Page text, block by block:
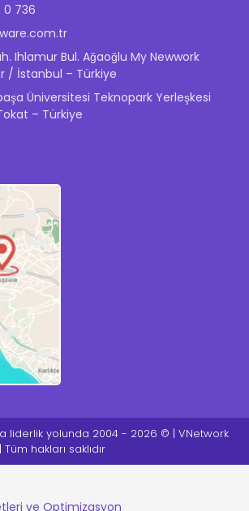
0 736
Ihlamur Bul. Ağaoğlu My Newwork
/ İstanbul – Türkiye
Üniversitesi Teknopark Yerleşkesi
– Türkiye
liderlik yolunda 2004 - 2026 © | VNetwork
hakları saklıdır
ve Optimizasyon